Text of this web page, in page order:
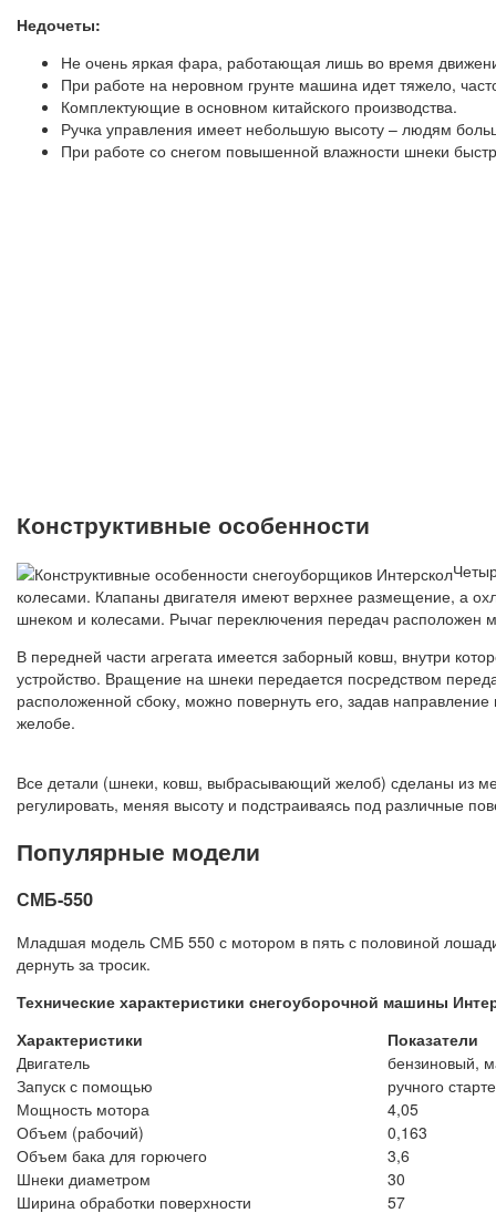
Недочеты:
Не очень яркая фара, работающая лишь во время
При работе на неровном грунте машина идет тяжело,
Комплектующие в основном китайского производства.
Ручка управления имеет небольшую высоту – людям
При работе со снегом повышенной влажности шнеки
Конструктивные особенности
колесами. Клапаны двигателя имеют верхнее размещение, а
шнеком и колесами. Рычаг переключения передач расположен
В передней части агрегата имеется заборный ковш, внутри
устройство. Вращение на шнеки передается посредством
расположенной сбоку, можно повернуть его, задав
желобе.
Все детали (шнеки, ковш, выбрасывающий желоб) сделаны из
регулировать, меняя высоту и подстраиваясь под различные
Популярные модели
СМБ-550
Младшая модель СМБ 550 с мотором в пять с половиной
дернуть за тросик.
Технические характеристики снегоуборочной машины
Характеристики
Показатели
Двигатель
бензиновый,
Запуск с помощью
ручного
Мощность мотора
4,05
Объем (рабочий)
0,163
Объем бака для горючего
3,6
Шнеки диаметром
30
Ширина обработки поверхности
57